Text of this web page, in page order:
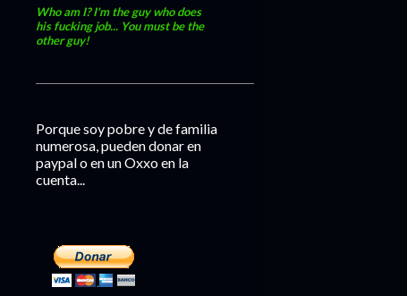
Who am I? I'm the guy who does
his fucking job... You must be the
other guy!
Porque soy pobre y de familia
numerosa, pueden donar en
paypal o en un Oxxo en la
cuenta...